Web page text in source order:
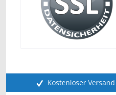
Kostenloser